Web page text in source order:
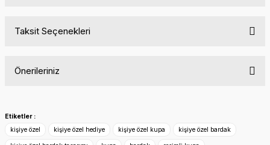
Taksit Seçenekleri
Önerileriniz
konularda yetersiz gördüğünüz noktaları öneri formunu
Görüş ve önerileriniz için teşekkür ederiz.
Etiketler :
kişiye özel
kişiye özel hediye kişiye özel kupa kişiye özel bardak